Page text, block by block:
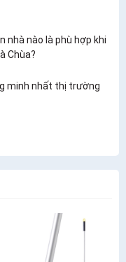
nhà nào là phù hợp khi
Chùa?
minh nhất thị trường